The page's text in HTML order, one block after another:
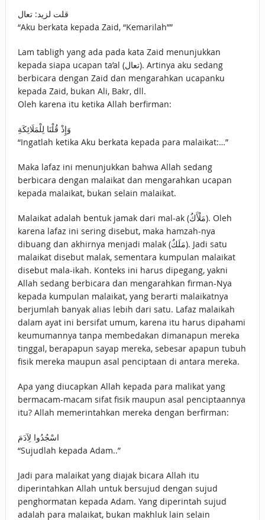
قلت لزيد: تعال
“Aku berkata kepada Zaid, “Kemarilah””
Lam tabligh yang ada pada kata Zaid menunjukkan
kepada siapa ucapan ta’al (تعال). Artinya aku sedang
berbicara dengan Zaid dan mengarahkan ucapanku
kepada Zaid, bukan Ali, Bakr, dll.
Oleh karena itu ketika Allah berfirman:
وَإِذْ قُلْنَا لِلْمَلَائِكَةِ
“Ingatlah ketika Aku berkata kepada para malaikat:…”
Maka lafaz ini menunjukkan bahwa Allah sedang
berbicara dengan malaikat dan mengarahkan ucapan
kepada malaikat, bukan selain malaikat.
Malaikat adalah bentuk jamak dari mal-ak (مَلْأَكٌ). Oleh
karena lafaz ini sering disebut, maka hamzah-nya
dibuang dan akhirnya menjadi malak (مَلَكٌ). Jadi satu
malaikat disebut malak, sementara kumpulan malaikat
disebut mala-ikah. Konteks ini harus dipegang, yakni
Allah sedang berbicara dan mengarahkan firman-Nya
kepada kumpulan malaikat, yang berarti malaikatnya
berjumlah banyak alias lebih dari satu. Lafaz malaikah
dalam ayat ini bersifat umum, karena itu harus dipahami
keumumannya tanpa membedakan dimanapun mereka
tinggal, berapapun sayap mereka, sebesar apapun tubuh
fisik mereka maupun asal penciptaan di antara mereka.
Apa yang diucapkan Allah kepada para malikat yang
bermacam-macam sifat fisik maupun asal penciptaannya
itu? Allah memerintahkan mereka dengan berfirman:
اسْجُدُوا لِآدَمَ
“Sujudlah kepada Adam..”
Jadi para malaikat yang diajak bicara Allah itu
diperintahkan Allah untuk bersujud dengan sujud
penghormatan kepada Adam. Yang diperintah sujud
adalah para malaikat, bukan makhluk lain selain